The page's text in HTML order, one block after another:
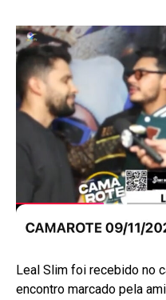
Leal Slim foi recebido no
encontro marcado pela